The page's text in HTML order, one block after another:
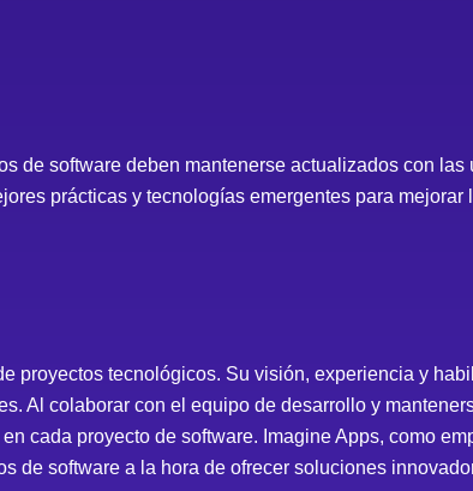
de software deben mantenerse actualizados con las
prácticas y tecnologías emergentes para mejorar
proyectos tecnológicos. Su visión, experiencia y
Al colaborar con el equipo de desarrollo y
cada proyecto de software. Imagine Apps, como
de software a la hora de ofrecer soluciones